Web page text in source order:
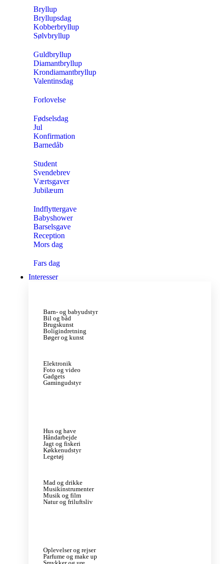
Bryllup
Bryllupsdag
Kobberbryllup
Sølvbryllup
Guldbryllup
Diamantbryllup
Krondiamantbryllup
Valentinsdag
Forlovelse
Fødselsdag
Jul
Konfirmation
Barnedåb
Student
Svendebrev
Værtsgaver
Jubilæum
Indflyttergave
Babyshower
Barselsgave
Reception
Mors dag
Fars dag
Interesser
Barn- og babyudstyr
Bil og båd
Brugskunst
Boligindretning
Bøger og kunst
Elektronik
Foto og video
Gadgets
Gamingudstyr
Hus og have
Håndarbejde
Jagt og fiskeri
Køkkenudstyr
Legetøj
Mad og drikke
Musikinstrumenter
Musik og film
Natur og friluftsliv
Oplevelser og rejser
Parfume og make up